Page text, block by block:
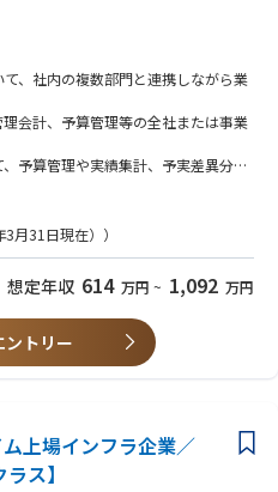
ームでより難易度の高い案件、マネ
他の業務（技術契約・ガバナンス・
海外統括会社の法務・コンプライアン
ます。
への異動もあり、本人の希望を聞き
水準をクリアし、本人が希望すれ
性もあります。
業務への異動を命じることがありま
四半期毎に段階的に関与範囲を拡充
め・報告）への関与、決算発表関連業
ループ
ープ（5名）、資金管理グループ（11
グループ（7名）、リスクマネジメ
（16名）
理スタッフ人材としての育成・キャ
て、社内の複数部門と連携しながら業
会計、予算管理等の全社または事業
予算管理や実績集計、予実差異分析
事業計画の策定支援、業績分析を行
ト・報告資料作成を行った経験
理業務経験
化経験
業を対象とした予算管理、業績分
お持ちの方。
月31日現在））
想定年収 614 万円 ~ 1,092 万円
ントリー
上場インフラ企業／
ス】